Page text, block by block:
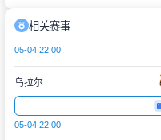
相关赛事
05-04 22:00
乌拉尔
05-04 22:00